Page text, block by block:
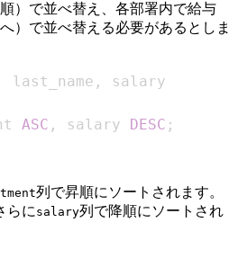
）で並べ替え、各部署内で給与
）で並べ替える必要があるとしま
last_name ,
ASC , salary DESC ;
列で昇順にソートされます。
らに salary列で降順にソートされ